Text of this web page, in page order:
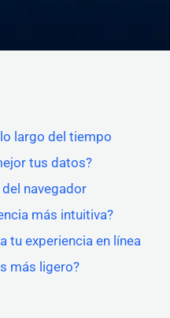
largo del tiempo
tus datos?
navegador
más intuitiva?
tu experiencia en línea
más ligero?